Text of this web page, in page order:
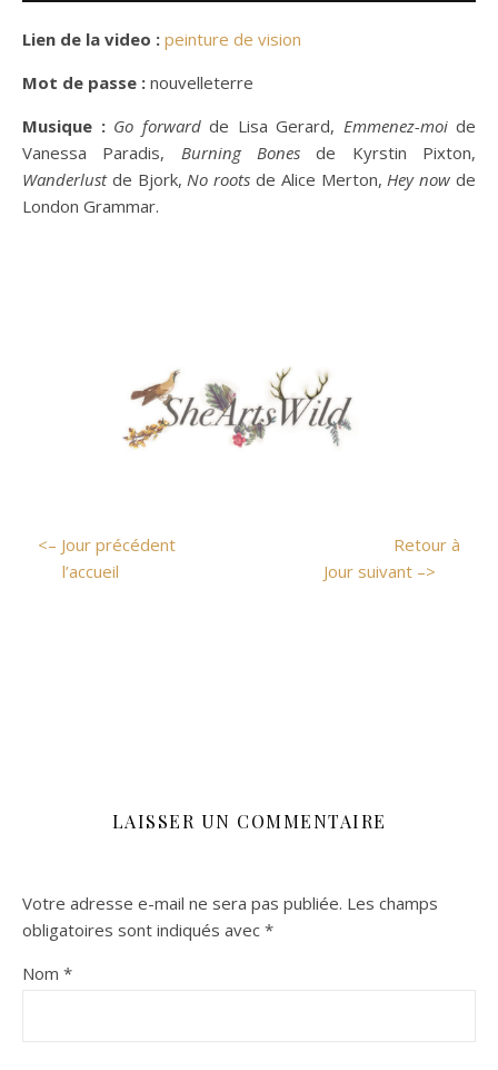
Lien de la video : peinture de vision
Mot de passe : nouvelleterre
Musique : Go forwardde Lisa Gerard, Emmenez-moide
Vanessa Paradis, Burning Bones de Kyrstin Pixton,
Wanderlustde Bjork, No roots de Alice Merton, Hey now de
London Grammar.
<– Jour précédent
Retour à
l’accueil
Jour suivant –>
LAISSER UN COMMENTAIRE
Votre adresse e-mail ne sera pas publiée. Les champs
obligatoires sont indiqués avec *
Nom *